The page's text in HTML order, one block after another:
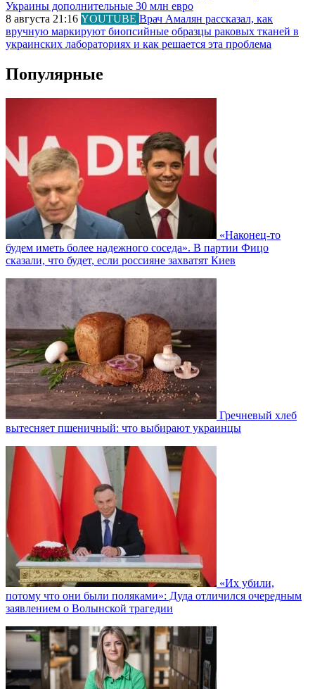
Украины дополнительные 30 млн евро
8 августа 21:16 YOUTUBE Врач Амалян рассказал, как
вручную маркируют биопсийные образцы раковых тканей в
украинских лабораториях и как решается эта проблема
Популярные
«Наконец-то
будем иметь более надежного соседа». В партии Фицо
сказали, что будет, если россияне захватят Киев
Гречневый хлеб
вытесняет пшеничный: что выбирают украинцы
«Их убили,
потому что они были поляками»: Дуда отличился очередным
заявлением о Волынской трагедии